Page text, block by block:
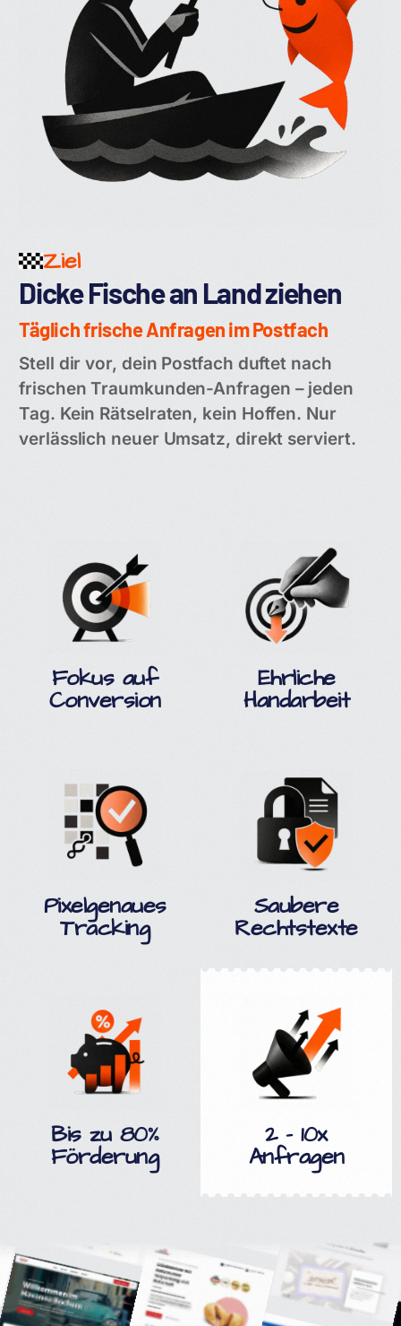
Ziel
Dicke Fische an Land ziehen
Täglich frische Anfragen im Postfach
Stell dir vor, dein Postfach duftet nach
frischen Traumkunden-Anfragen – jeden
Tag. Kein Rätselraten, kein Hoffen. Nur
verlässlich neuer Umsatz, direkt serviert.
Fokus auf
Conversion
Ehrliche
Handarbeit
Pixelgenaues
Tracking
Saubere
Rechtstexte
Bis zu 80%
Förderung
2 - 10x
Anfragen